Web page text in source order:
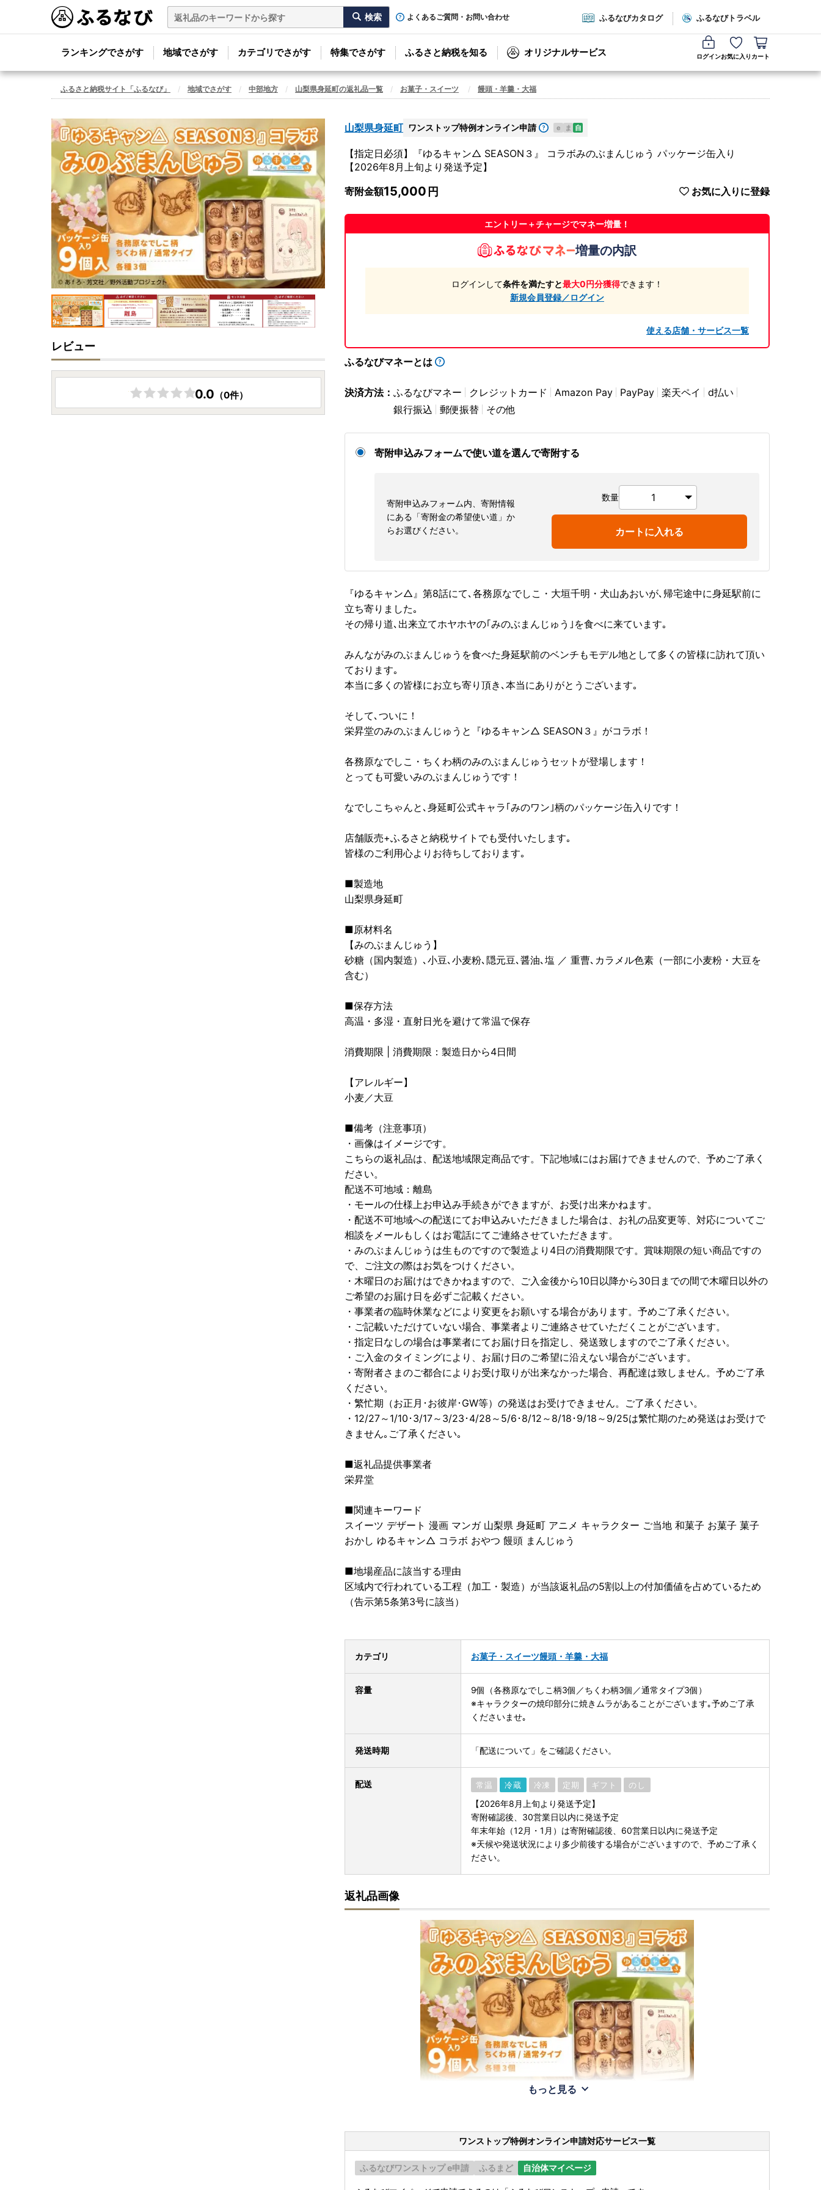
よくあるご質問・お問い合わせ ふるなびカタログ ふるなびトラベル
ランキングでさがす 地域でさがす カテゴリでさがす 特集でさがす ふるさと納税を知る オリジナルサービス ログインお気に入り カート
ふるさと納税サイト「ふるなび」 地域でさがす 中部地方 山梨県身延町の返礼品一覧 お菓子・スイーツ 饅頭・羊羹・大福
山梨県身延町 ワンストップ特例オンライン申請 e ま 自
【指定日必須】『ゆるキャン△ SEASON３』 コラボみのぶまんじゅう パッケージ缶入り
【2026年8月上旬より発送予定】
寄附金額15,000 お気に入りに登録
エントリー＋チャージでマネー増量！
増量の内訳
ログインして条件を満たすと最大0円分獲得できます！
新規会員登録／ログイン
使える店舗・サービス一覧
ふるなびマネーとは
決済方法： ふるなびマネー クレジットカード Amazon Pay PayPay 楽天ペイ
d払い
銀行振込
郵便振替 その他
寄附申込みフォームで使い道を選んで寄附する
寄附申込みフォーム内、寄附情報
にある「寄附金の希望使い道」か
らお選びください。
数量
カートに入れる
『ゆるキャン△』第8話にて､各務原なでしこ・大垣千明・犬山あおいが､帰宅途中に身延駅前に
立ち寄りました｡
その帰り道､出来立てホヤホヤの｢みのぶまんじゅう｣を食べに来ています｡
みんながみのぶまんじゅうを食べた身延駅前のベンチもモデル地として多くの皆様に訪れて頂い
ております｡
本当に多くの皆様にお立ち寄り頂き､本当にありがとうございます｡
そして､ついに！
栄昇堂のみのぶまんじゅうと『ゆるキャン△ SEASON３』がコラボ！
各務原なでしこ・ちくわ柄のみのぶまんじゅうセットが登場します！
とっても可愛いみのぶまんじゅうです！
なでしこちゃんと､身延町公式キャラ｢みのワン｣柄のパッケージ缶入りです！
店舗販売+ふるさと納税サイトでも受付いたします｡
皆様のご利用心よりお待ちしております｡
■製造地
山梨県身延町
■原材料名
【みのぶまんじゅう】
砂糖（国内製造）､小豆､小麦粉､隠元豆､醤油､塩 ／ 重曹､カラメル色素（一部に小麦粉・大豆を
含む）
■保存方法
高温・多湿・直射日光を避けて常温で保存
消費期限 | 消費期限：製造日から4日間
【アレルギー】
小麦／大豆
■備考（注意事項）
・画像はイメージです。
こちらの返礼品は、配送地域限定商品です。下記地域にはお届けできませんので、予めご了承く
ださい。
配送不可地域：離島
・モールの仕様上お申込み手続きができますが、お受け出来かねます。
・配送不可地域への配送にてお申込みいただきました場合は、お礼の品変更等、対応についてご
相談をメールもしくはお電話にてご連絡させていただきます。
・みのぶまんじゅうは生ものですので製造より4日の消費期限です。賞味期限の短い商品ですの
で、ご注文の際はお気をつけください。
・木曜日のお届けはできかねますので、ご入金後から10日以降から30日までの間で木曜日以外の
ご希望のお届け日を必ずご記載ください。
・事業者の臨時休業などにより変更をお願いする場合があります。予めご了承ください。
・ご記載いただけていない場合、事業者よりご連絡させていただくことがございます。
・指定日なしの場合は事業者にてお届け日を指定し、発送致しますのでご了承ください。
・ご入金のタイミングにより、お届け日のご希望に沿えない場合がございます。
・寄附者さまのご都合によりお受け取りが出来なかった場合、再配達は致しません。予めご了承
ください。
・繁忙期（お正月･お彼岸･GW等）の発送はお受けできません。ご了承ください。
・12/27～1/10･3/17～3/23･4/28～5/6･8/12～8/18･9/18～9/25は繁忙期のため発送はお受けで
きません｡ご了承ください｡
■返礼品提供事業者
栄昇堂
■関連キーワード
スイーツ デザート 漫画 マンガ 山梨県 身延町 アニメ キャラクター ご当地 和菓子 お菓子 菓子
おかし ゆるキャン△ コラボ おやつ 饅頭 まんじゅう
■地場産品に該当する理由
区域内で行われている工程（加工・製造）が当該返礼品の5割以上の付加価値を占めているため
（告示第5条第3号に該当）
カテゴリ お菓子・スイーツ饅頭・羊羹・大福
容量
9個（各務原なでしこ柄3個／ちくわ柄3個／通常タイプ3個）
※キャラクターの焼印部分に焼きムラがあることがございます｡予めご了承
くださいませ｡
発送時期 「配送について」をご確認ください。
配送 常温 冷蔵 冷凍 定期 ギフト のし
【2026年8月上旬より発送予定】
寄附確認後、30営業日以内に発送予定
年末年始（12月・1月）は寄附確認後、60営業日以内に発送予定
※天候や発送状況により多少前後する場合がございますので、予めご了承く
ださい。
返礼品画像
もっと見る
ワンストップ特例オンライン申請対応サービス一覧
ふるなびワンストップ e申請 ふるまど 自治体マイページ
レビュー
0.0 （0件）